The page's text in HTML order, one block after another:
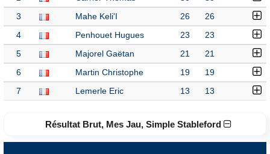
3 Mahe Keli'I 26 26
4 Penhouet Hugues 23 23
5 Majorel Gaëtan 21 21
6 Martin Christophe 19 19
7 Lemerle Eric 13 13
Résultat Brut, Mes Jau, Simple Stableford